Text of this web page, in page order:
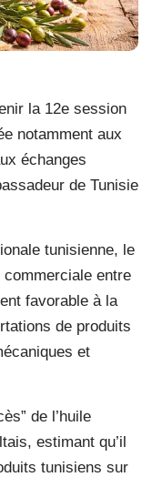
la 12e session
notamment aux
échanges
de Tunisie
tunisienne, le
entre
favorable à la
de produits
et
de l’huile
estimant qu’il
tunisiens sur